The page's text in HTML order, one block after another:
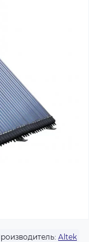
Altek